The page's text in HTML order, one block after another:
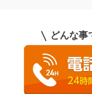
どんな事